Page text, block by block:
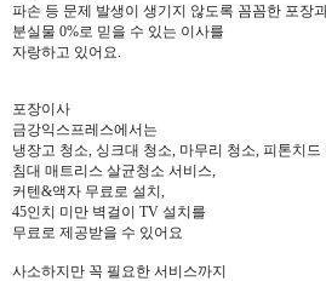
파손 등 문제 발생이 생기지 않도록 꼼꼼한 포장
분실물 0%로 믿을 수 있는 이사를
자랑하고 있어요.
포장이사
금강익스프레스에서는
냉장고 청소, 싱크대 청소, 마무리 청소, 피톤치드
침대 매트리스 살균청소 서비스,
커텐&액자 무료로 설치,
45인치 미만 벽걸이 TV 설치를
무료로 제공받을 수 있어요
사소하지만 꼭 필요한 서비스까지